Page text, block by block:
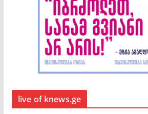
live of knews.ge